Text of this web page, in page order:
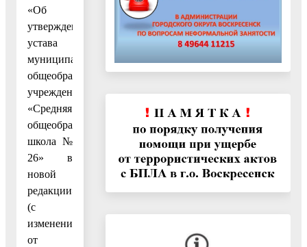
«Об
утверждении
устава
муниципального
общеобразовательного
учреждения
«Средняя
общеобразовательная
школа №
26» в
новой
редакции»
(с
изменениями
от